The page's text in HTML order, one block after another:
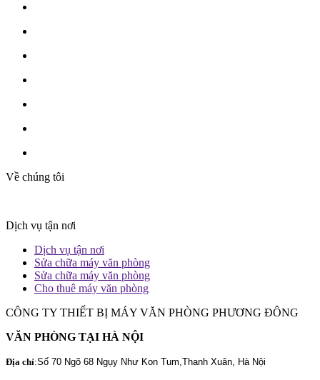
Về chúng tôi
Dịch vụ tận nơi
Dịch vụ tận nơi
Sửa chữa máy văn phòng
Sửa chữa máy văn phòng
Cho thuê máy văn phòng
CÔNG TY THIẾT BỊ MÁY VĂN PHÒNG PHƯƠNG ĐÔNG
VĂN PHÒNG TẠI HÀ NỘI
Địa chỉ:Số 70 Ngõ 68 Ngụy Như Kon Tum,Thanh Xuân, Hà Nội